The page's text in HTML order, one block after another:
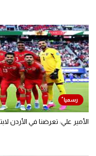
الأمير علي: تعرضنا في الأردن